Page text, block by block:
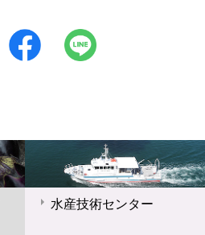
水産技術センター